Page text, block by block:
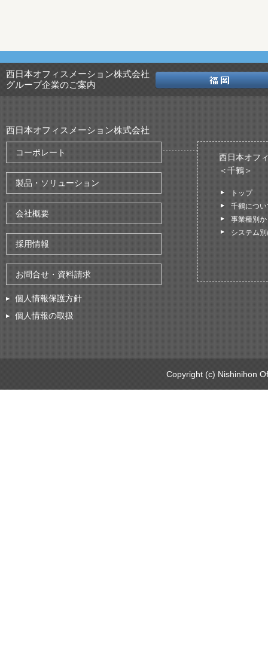
西日本オフィスメーション株式会社
グループ企業のご案内
西日本オフィスメーション株式会社
コーポレート
製品・ソリューション
会社概要
採用情報
お問合せ・資料請求
個人情報保護方針
個人情報の取扱
西日本オフ
＜千鶴＞
トップ
千鶴につ
事業種別
システム
Copyright (c) Nishinihon